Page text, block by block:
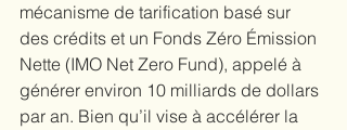
mécanisme de tarification basé sur
des crédits et un Fonds Zéro Émission
Nette (IMO Net Zero Fund), appelé à
générer environ 10 milliards de dollars
par an. Bien qu’il vise à accélérer la